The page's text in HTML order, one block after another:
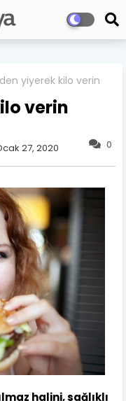
yiyerek kilo verin
verin
0
27, 2020
halini, sağlıklı